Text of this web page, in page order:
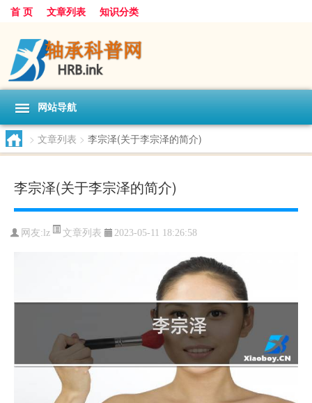
首 页 文章列表 知识分类
网站导航
> 文章列表 > 李宗泽(关于李宗泽的简介)
李宗泽(关于李宗泽的简介)
网友: lz 文章列表 2023-05-11 18:26:58